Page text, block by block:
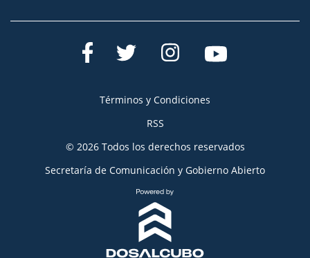
Términos y Condiciones
RSS
© 2026 Todos los derechos reservados
Secretaría de Comunicación y Gobierno Abierto